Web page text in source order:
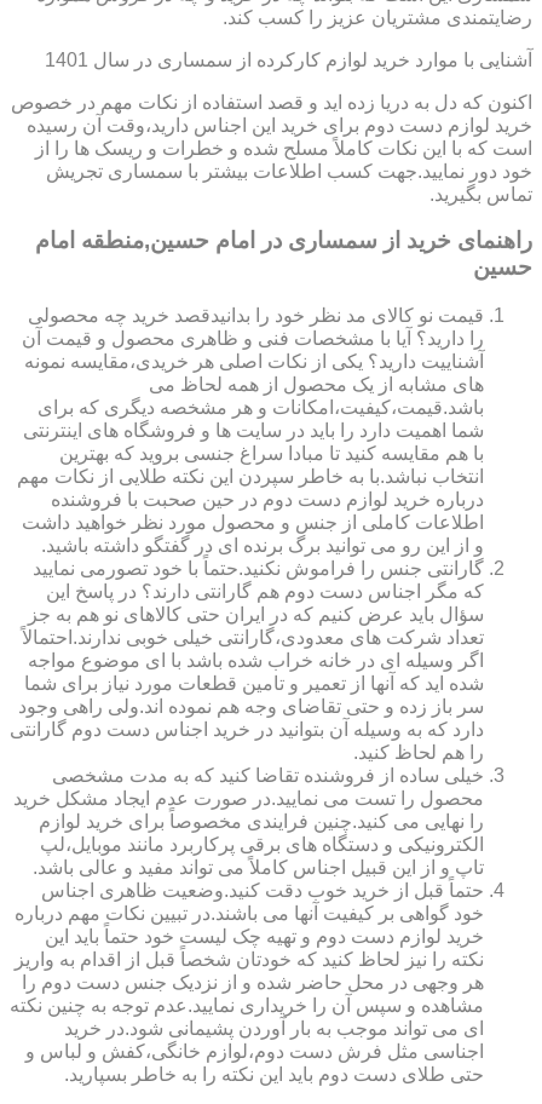
رضایتمندی مشتریان عزیز را کسب کند.
آشنایی با موارد خرید لوازم کارکرده از سمساری در سال 1401
اکنون که دل به دریا زده اید و قصد استفاده از نکات مهم در خصوص
خرید لوازم دست دوم برای خرید این اجناس دارید،وقت آن رسیده
است که با این نکات کاملاً مسلح شده و خطرات و ریسک ها را از
خود دور نمایید.جهت کسب اطلاعات بیشتر با سمساری تجریش
تماس بگیرید.
راهنمای خرید از سمساری در امام حسین,منطقه امام
حسین
قیمت نو کالای مد نظر خود را بدانیدقصد خرید چه محصولی
را دارید؟ آیا با مشخصات فنی و ظاهری محصول و قیمت آن
آشناییت دارید؟ یکی از نکات اصلی هر خریدی،مقایسه نمونه
های مشابه از یک محصول از همه لحاظ می
باشد.قیمت،کیفیت،امکانات و هر مشخصه دیگری که برای
شما اهمیت دارد را باید در سایت ها و فروشگاه های اینترنتی
با هم مقایسه کنید تا مبادا سراغ جنسی بروید که بهترین
انتخاب نباشد.با به خاطر سپردن این نکته طلایی از نکات مهم
درباره خرید لوازم دست دوم در حین صحبت با فروشنده
اطلاعات کاملی از جنس و محصول مورد نظر خواهید داشت
و از این رو می توانید برگ برنده ای در گفتگو داشته باشید.
گارانتی جنس را فراموش نکنید.حتماً با خود تصورمی نمایید
که مگر اجناس دست دوم هم گارانتی دارند؟ در پاسخ این
سؤال باید عرض کنیم که در ایران حتی کالاهای نو هم به جز
تعداد شرکت های معدودی،گارانتی خیلی خوبی ندارند.احتمالاً
اگر وسیله ای در خانه خراب شده باشد با ای موضوع مواجه
شده اید که آنها از تعمیر و تامین قطعات مورد نیاز برای شما
سر باز زده و حتی تقاضای وجه هم نموده اند.ولی راهی وجود
دارد که به وسیله آن بتوانید در خرید اجناس دست دوم گارانتی
را هم لحاظ کنید.
خیلی ساده از فروشنده تقاضا کنید که به مدت مشخصی
محصول را تست می نمایید.در صورت عدم ایجاد مشکل خرید
را نهایی می کنید.چنین فرایندی مخصوصاً برای خرید لوازم
الکترونیکی و دستگاه های برقی پرکاربرد مانند موبایل،لپ
تاپ و از این قبیل اجناس کاملاً می تواند مفید و عالی باشد.
حتماً قبل از خرید خوب دقت کنید.وضعیت ظاهری اجناس
خود گواهی بر کیفیت آنها می باشند.در تبیین نکات مهم درباره
خرید لوازم دست دوم و تهیه چک لیست خود حتماً باید این
نکته را نیز لحاظ کنید که خودتان شخصاً قبل از اقدام به واریز
هر وجهی در محل حاضر شده و از نزدیک جنس دست دوم را
مشاهده و سپس آن را خریداری نمایید.عدم توجه به چنین نکته
ای می تواند موجب به بار آوردن پشیمانی شود.در خرید
اجناسی مثل فرش دست دوم،لوازم خانگی،کفش و لباس و
حتی طلای دست دوم باید این نکته را به خاطر بسپارید.